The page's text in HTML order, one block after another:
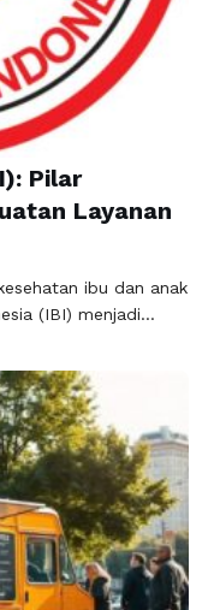
Pilar
Layanan
ibu dan anak
(IBI) menjadi
sekadar wadah
dalam
profesi, serta
Keberadaan IBI
Baca Selengkapnya